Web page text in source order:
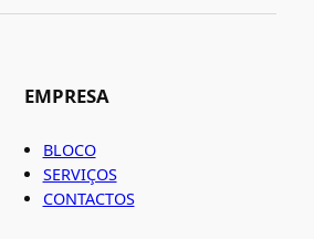
EMPRESA
BLOCO
SERVIÇOS
CONTACTOS